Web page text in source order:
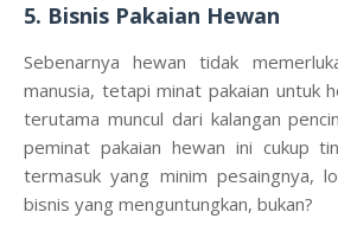
5. Bisnis Pakaian Hewan
Sebenarnya hewan tidak
manusia, tetapi minat pakaian untuk
terutama muncul dari kalangan
peminat pakaian hewan ini cukup
termasuk yang minim pesaingnya,
bisnis yang menguntungkan, bukan?